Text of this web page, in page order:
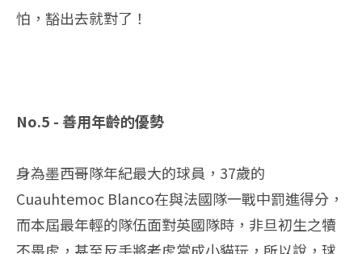
怕，豁出去就對了！
No.5 - 善用年齡的優勢
身為墨西哥隊年紀最大的球員，37歲的
Cuauhtemoc Blanco在與法國隊一戰中罰進得分，
而本屆最年輕的隊伍面對英國隊時，非旦初生之犢